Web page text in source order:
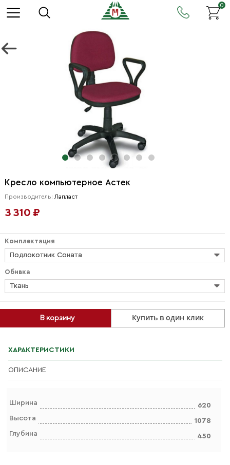
0
Кресло компьютерное Астек
Производитель: Лапласт
3 310 ₽
В корзину Купить в один клик
Комплектация
Подлокотник Соната
Обивка
Ткань
ХАРАКТЕРИСТИКИ
ОПИСАНИЕ
Ширина
620
Высота
1078
Глубина
450